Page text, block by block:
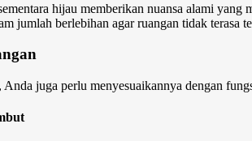
hijau memberikan nuansa alami
jumlah berlebihan agar ruangan tidak terasa
juga perlu menyesuaikannya dengan